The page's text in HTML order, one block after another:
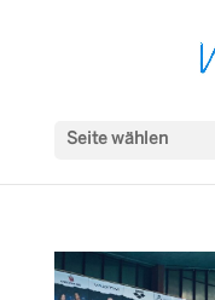
Seite wählen